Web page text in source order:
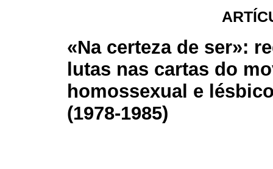
«Na certeza de ser»:
lutas nas cartas do
homossexual e
(1978-1985)